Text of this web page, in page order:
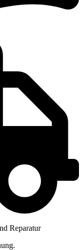
Reparatur